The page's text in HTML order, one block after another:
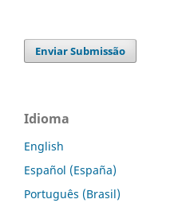
Enviar Submissão
Idioma
English
Español (España)
Português (Brasil)